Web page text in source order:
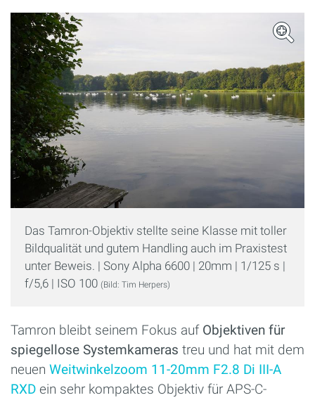
Das Tamron-Objektiv stellte seine Klasse mit toller
Bildqualität und gutem Handling auch im Praxistest
unter Beweis. | Sony Alpha 6600 | 20mm | 1/125 s |
f/5,6 | ISO 100 (Bild: Tim Herpers)
Tamron bleibt seinem Fokus auf Objektiven für
spiegellose Systemkameras treu und hat mit dem
neuen Weitwinkelzoom 11-20mm F2.8 Di III-A
RXD ein sehr kompaktes Objektiv für APS-C-